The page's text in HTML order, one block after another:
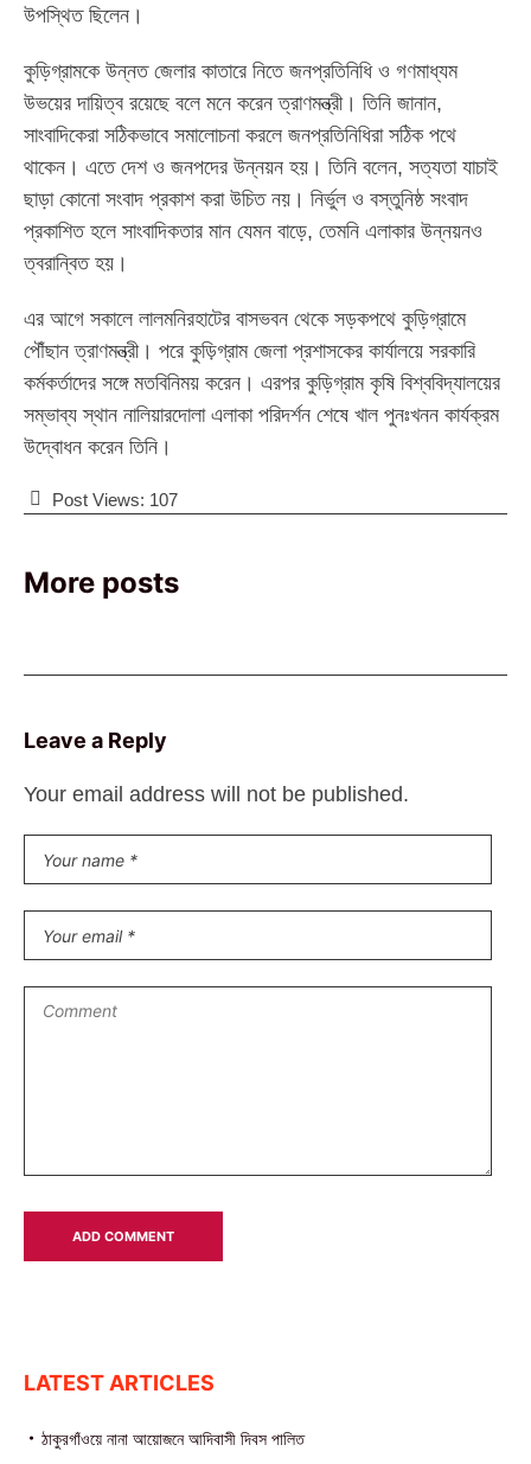
উপস্থিত ছিলেন।
কুড়িগ্রামকে উন্নত জেলার কাতারে নিতে জনপ্রতিনিধি ও গণমাধ্যম
উভয়ের দায়িত্ব রয়েছে বলে মনে করেন ত্রাণমন্ত্রী। তিনি জানান,
সাংবাদিকেরা সঠিকভাবে সমালোচনা করলে জনপ্রতিনিধিরা সঠিক পথে
থাকেন। এতে দেশ ও জনপদের উন্নয়ন হয়। তিনি বলেন, সত্যতা যাচাই
ছাড়া কোনো সংবাদ প্রকাশ করা উচিত নয়। নির্ভুল ও বস্তুনিষ্ঠ সংবাদ
প্রকাশিত হলে সাংবাদিকতার মান যেমন বাড়ে, তেমনি এলাকার উন্নয়নও
ত্বরান্বিত হয়।
এর আগে সকালে লালমনিরহাটের বাসভবন থেকে সড়কপথে কুড়িগ্রামে
পৌঁছান ত্রাণমন্ত্রী। পরে কুড়িগ্রাম জেলা প্রশাসকের কার্যালয়ে সরকারি
কর্মকর্তাদের সঙ্গে মতবিনিময় করেন। এরপর কুড়িগ্রাম কৃষি বিশ্ববিদ্যালয়ের
সম্ভাব্য স্থান নালিয়ারদোলা এলাকা পরিদর্শন শেষে খাল পুনঃখনন কার্যক্রম
উদ্বোধন করেন তিনি।
Post Views: 107
More posts
Leave a Reply
Your email address will not be published.
LATEST ARTICLES
ঠাকুরগাঁওয়ে নানা আয়োজনে আদিবাসী দিবস পালিত